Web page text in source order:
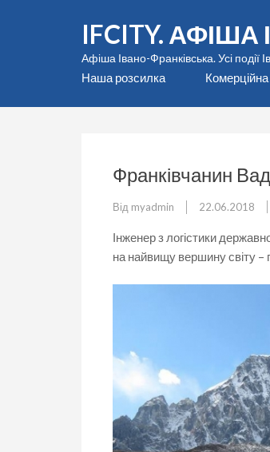
IFCITY.
Афіша Івано-Франківська. Усі події
Наша розсилка
Франківчанин
Від myadmin 22.06.2018
Інженер з логістики
на найвищу вершину світу –